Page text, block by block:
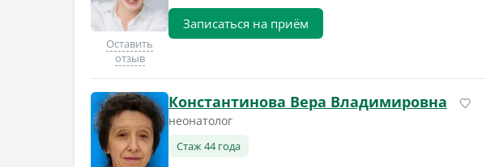
Оставить
отзыв
Записаться на приём
Константинова Вера Владимировна
неонатолог
Стаж 44 года